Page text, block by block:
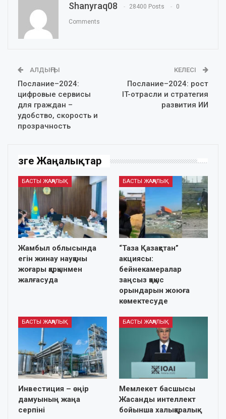
Shanyraq08 28400 Posts 0
Comments
АЛДЫҢҒЫ
Послание–2024:
цифровые сервисы
для граждан –
удобство, скорость и
прозрачность
КЕЛЕСІ
Послание–2024: рост
IT-отрасли и стратегия
развития ИИ
Өзге Жаңалықтар
БАСТЫ ЖАҢАЛЫҚ
Жамбыл облысында
егін жинау науқаны
жоғары қарқынмен
жалғасуда
БАСТЫ ЖАҢАЛЫҚ
“Таза Қазақстан”
акциясы:
бейнекамералар
заңсыз қоқыс
орындарын жоюға
көмектесуде
БАСТЫ ЖАҢАЛЫҚ
Инвестиция – өңір
дамуының жаңа
серпіні
БАСТЫ ЖАҢАЛЫҚ
Мемлекет басшысы
Жасанды интеллект
бойынша халықаралық